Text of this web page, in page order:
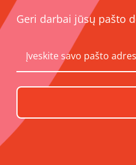
pabėgėlės
nei jaunesni žmonės,
Mažos pensijos riboja
atskirtį, o kasdienė
paveldą, tačiau
Geri darbai jūsų pašto